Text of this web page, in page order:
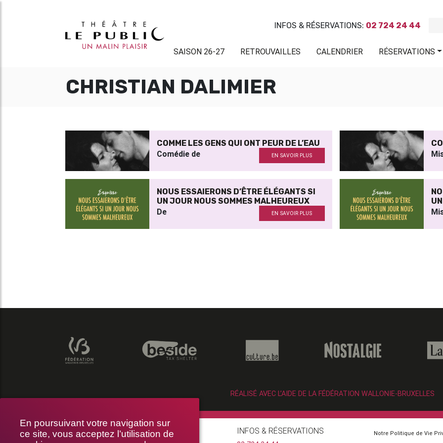
En poursuivant votre navigation sur
ce site, vous acceptez l’utilisation de
INFOS & RÉSERVATIONS: 02 724 24 44
SAISON 26-27 RETROUVAILLES CALENDRIER RÉSERVATIONS
CHRISTIAN DALIMIER
COMME LES GENS QUI ONT PEUR DE L’EAU
Comédie de EN SAVOIR PLUS
NOUS ESSAIERONS D’ÊTRE ÉLÉGANTS SI
UN JOUR NOUS SOMMES MALHEUREUX
De EN SAVOIR PLUS
RÉALISÉ AVEC L’AIDE DE LA FÉDÉRATION WALLONIE-BRUXELLES
THÉÂTRE LE PUBLIC INFOS & RÉSERVATIONS Notre Politique de Vie